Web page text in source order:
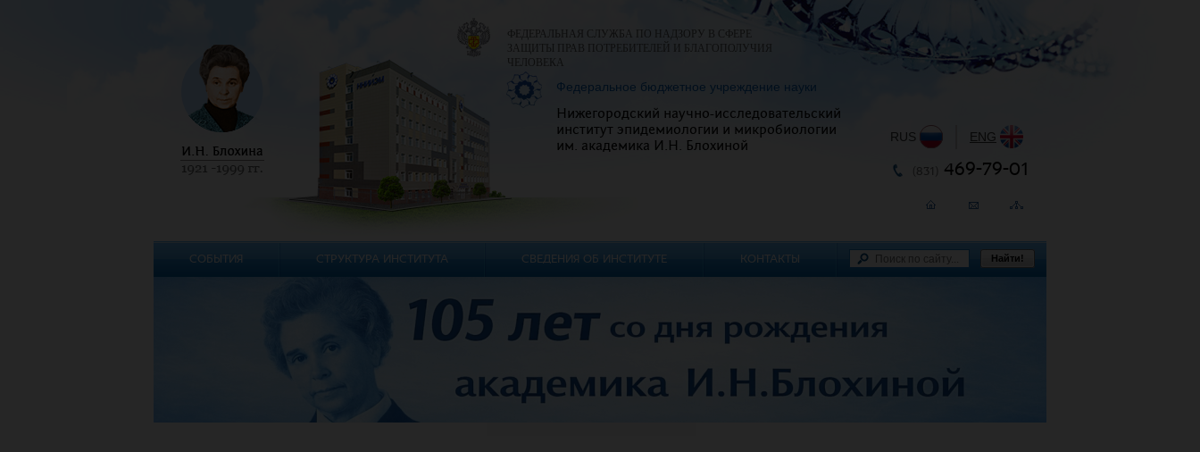
ФЕДЕРАЛЬНАЯ СЛУЖБА ПО НАДЗОРУ В СФЕРЕ
ЗАЩИТЫ ПРАВ ПОТРЕБИТЕЛЕЙ И БЛАГОПОЛУЧИЯ
ЧЕЛОВЕКА
Федеральное бюджетное учреждение науки
Нижегородский научно-исследовательский
институт эпидемиологии и микробиологии
им. академика И.Н. Блохиной
RUS ENG
469-79-01
СОБЫТИЯ СТРУКТУРА ИНСТИТУТА СВЕДЕНИЯ ОБ ИНСТИТУТЕ КОНТАКТЫ Найти!